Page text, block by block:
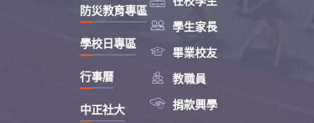
 學生家長
 畢業校友
 教職員
 捐款興學
防災教育專區
學校日專區
行事曆
中正社大